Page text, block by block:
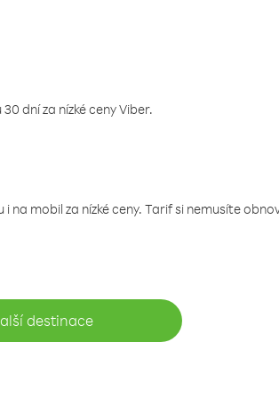
dní za nízké ceny Viber.
mobil za nízké ceny. Tarif si nemusíte
destinace